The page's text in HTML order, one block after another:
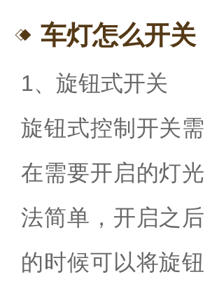
车灯怎么开关
1、旋钮式开关
旋钮式控制开关
在需要开启的灯
法简单，开启之
的时候可以将旋